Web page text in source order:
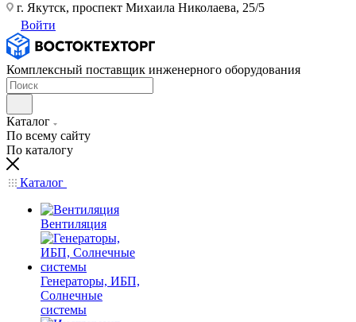
г. Якутск, проспект Михаила Николаева, 25/5
Войти
Комплексный поставщик инженерного оборудования
Каталог
По всему сайту
По каталогу
Каталог
Вентиляция
Генераторы, ИБП,
Солнечные
системы